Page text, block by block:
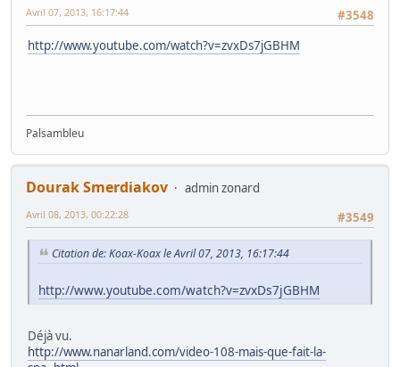
#3548
Avril 07, 2013, 16:17:44
http://www.youtube.com/watch?v=zvxDs7jGBHM
Palsambleu
Dourak Smerdiakov
admin zonard
#3549
Avril 08, 2013, 00:22:28
Citation de: Koax-Koax le Avril 07, 2013, 16:17:44
http://www.youtube.com/watch?v=zvxDs7jGBHM
Déjà vu.
http://www.nanarland.com/video-108-mais-que-fait-la-